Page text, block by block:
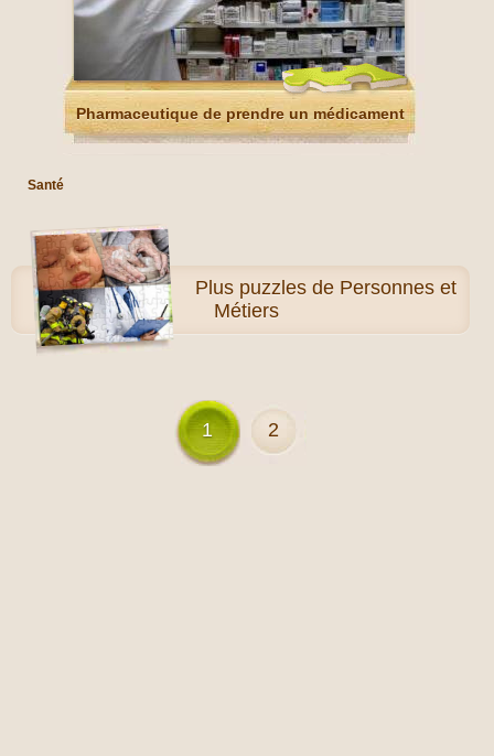
Pharmaceutique de prendre un médicament
Santé
Plus puzzles de Personnes et
Métiers
1 2